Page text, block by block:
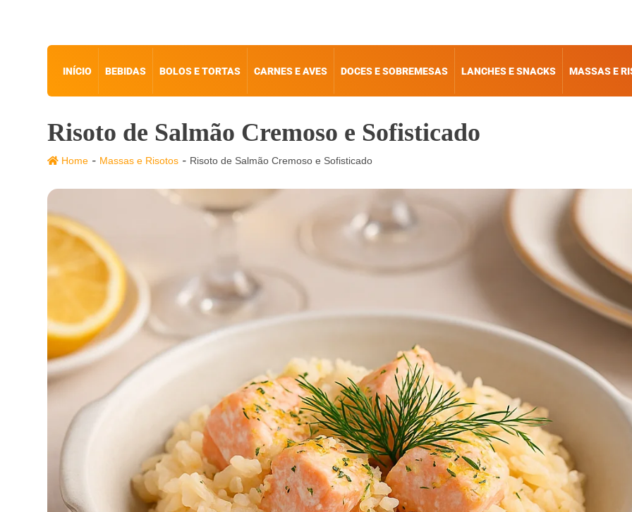
INÍCIO BEBIDAS BOLOS E TORTAS CARNES E AVES DOCES E SOBREMESAS LANCHES E SNACKS MASSAS E
Risoto de Salmão Cremoso e Sofisticado
Home - Massas e Risotos - Risoto de Salmão Cremoso e Sofisticado